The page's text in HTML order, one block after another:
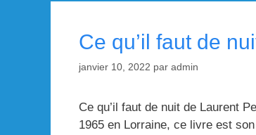
Ce qu’il faut de
janvier 10, 2022 par admin
Ce qu’il faut de nuit de Laurent
1965 en Lorraine, ce livre est